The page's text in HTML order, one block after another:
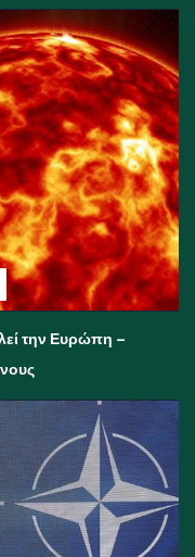
την Ευρώπη –